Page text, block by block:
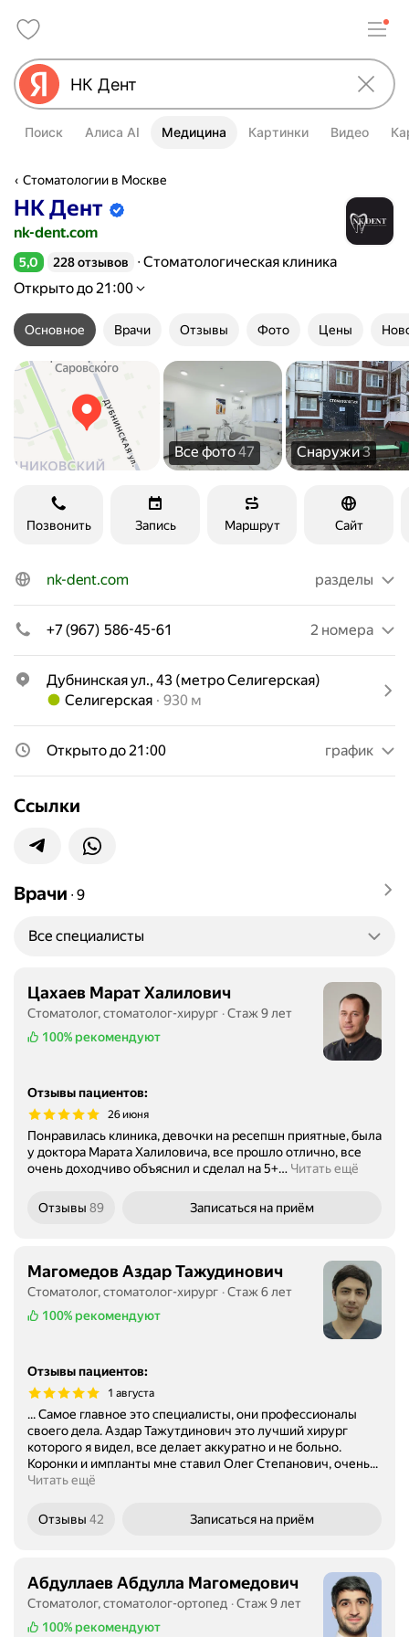
Поиск Алиса AI Медицина Картинки Видео
Стоматологии в Москве
НК Дент
Информация об организации
nk-dent.com
Рейтинг 5,0 из 5
5,0 228 отзывов
Стоматологическая клиника
Открыто до 21:00
Основное Врачи Отзывы Фото Цены
Все фото47 Снаружи3
Позвонить Запись Маршрут Сайт
nk-dent.com разделы
+7 (967) 586-45-61 2 номера
Дубнинская ул., 43 (метро Селигерская)
Метро Селигерская Расстояние 930 м
Селигерская 930 м
Открыто до 21:00 график
Ссылки
Врачи ∙ 9
Все специалисты
Цахаев Марат Халилович
Стоматолог, стоматолог-хирург
Стаж 9 лет
100% рекомендуют
Отзывы пациентов:
26 июня
Понравилась клиника, девочки на ресепшн приятные, была
у доктора Марата Халиловича, все прошло отлично, все
очень доходчиво объяснил и сделал на 5+… Читать ещё
Отзывы 89 Записаться на приём
Магомедов Аздар Тажудинович
Стоматолог, стоматолог-хирург
Стаж 6 лет
100% рекомендуют
Отзывы пациентов:
1 августа
... Самое главное это специалисты, они профессионалы
своего дела. Аздар Тажутдинович это лучший хирург
которого я видел, все делает аккуратно и не больно.
Коронки и импланты мне ставил Олег Степанович, очень...
Читать ещё
Отзывы 42 Записаться на приём
Абдуллаев Абдулла Магомедович
Стоматолог, стоматолог-ортопед
Стаж 9 лет
100% рекомендуют